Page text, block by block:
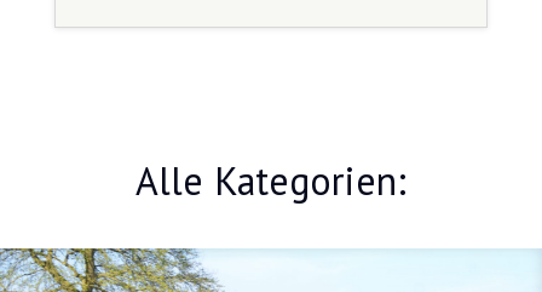
Alle Kategorien: